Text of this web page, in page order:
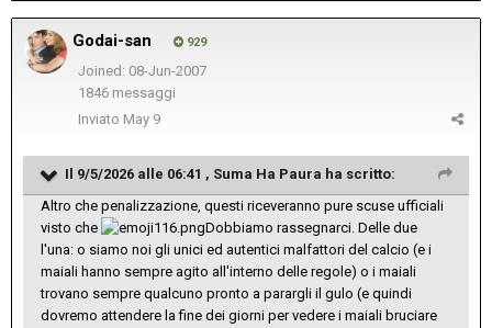
Godai-san 929
Joined: 08-Jun-2007
1846 messaggi
Inviato May 9
Il 9/5/2026 alle 06:41 , Suma Ha Paura ha scritto:
Altro che penalizzazione, questi riceveranno pure scuse ufficiali
visto che
Dobbiamo rassegnarci. Delle due
l'una: o siamo noi gli unici ed autentici malfattori del calcio (e i
maiali hanno sempre agito all'interno delle regole) o i maiali
trovano sempre qualcuno pronto a parargli il gulo (e quindi
dovremo attendere la fine dei giorni per vedere i maiali bruciare